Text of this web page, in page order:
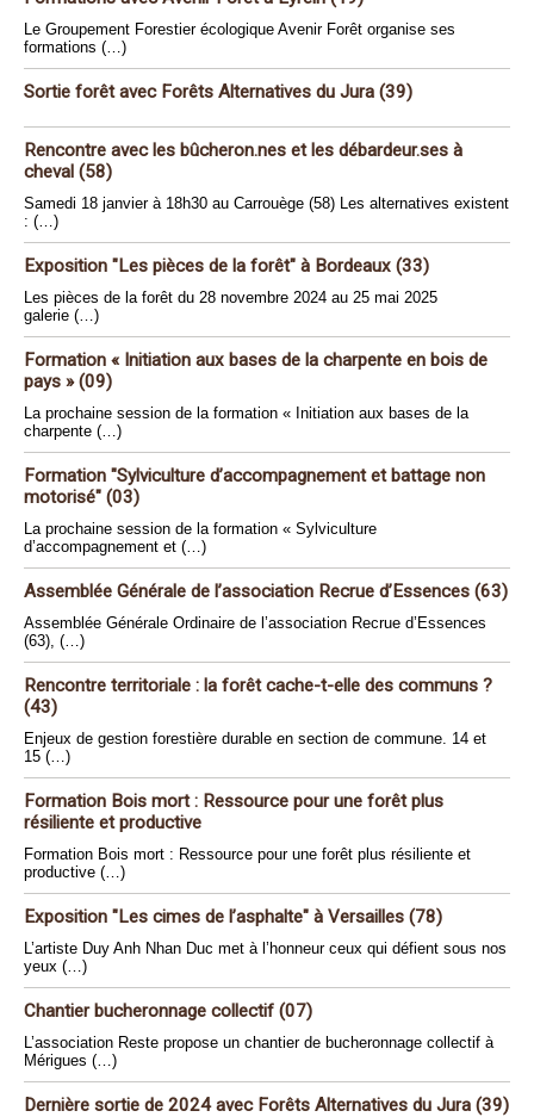
Le Groupement Forestier écologique Avenir Forêt organise ses
formations (…)
Sortie forêt avec Forêts Alternatives du Jura (39)
Rencontre avec les bûcheron.nes et les débardeur.ses à
cheval (58)
Samedi 18 janvier à 18h30 au Carrouège (58) Les alternatives existent
: (…)
Exposition "Les pièces de la forêt" à Bordeaux (33)
Les pièces de la forêt du 28 novembre 2024 au 25 mai 2025
galerie (…)
Formation « Initiation aux bases de la charpente en bois de
pays » (09)
La prochaine session de la formation « Initiation aux bases de la
charpente (…)
Formation "Sylviculture d’accompagnement et battage non
motorisé" (03)
La prochaine session de la formation « Sylviculture
d’accompagnement et (…)
Assemblée Générale de l’association Recrue d’Essences (63)
Assemblée Générale Ordinaire de l’association Recrue d’Essences
(63), (…)
Rencontre territoriale : la forêt cache-t-elle des communs ?
(43)
Enjeux de gestion forestière durable en section de commune. 14 et
15 (…)
Formation Bois mort : Ressource pour une forêt plus
résiliente et productive
Formation Bois mort : Ressource pour une forêt plus résiliente et
productive (…)
Exposition "Les cimes de l’asphalte" à Versailles (78)
L’artiste Duy Anh Nhan Duc met à l’honneur ceux qui défient sous nos
yeux (…)
Chantier bucheronnage collectif (07)
L’association Reste propose un chantier de bucheronnage collectif à
Mérigues (…)
Dernière sortie de 2024 avec Forêts Alternatives du Jura (39)